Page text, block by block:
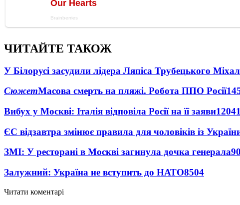
ЧИТАЙТЕ ТАКОЖ
У Білорусі засудили лідера Ляпіса Трубецького
СюжетМасова смерть на пляжі. Робота ППО Росії
Вибух у Москві: Італія відповіла Росії на її заяви12041
ЄС відзавтра змінює правила для чоловіків із
ЗМІ: У ресторані в Москві загинула дочка генерала
Залужний: Україна не вступить до НАТО8504
Читати коментарі